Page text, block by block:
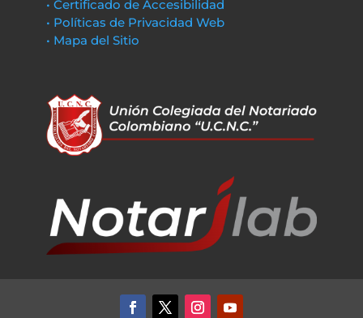
• Certificado de Accesibilidad
• Políticas de Privacidad Web
• Mapa del Sitio